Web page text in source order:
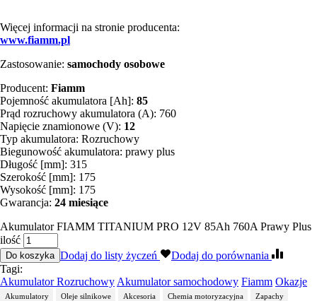
Więcej informacji na stronie producenta:
www.fiamm.pl
Zastosowanie: samochody osobowe
Producent: Fiamm
Pojemność akumulatora [Ah]: 85
Prąd rozruchowy akumulatora (A): 760
Napięcie znamionowe (V): 12
Typ akumulatora: Rozruchowy
Biegunowość akumulatora: prawy plus
Długość [mm]: 315
Szerokość [mm]: 175
Wysokość [mm]: 175
Gwarancja: 24 miesiące
Akumulator FIAMM TITANIUM PRO 12V 85Ah 760A Prawy Plus
ilość
Do koszyka Dodaj do listy życzeń
Dodaj do porównania
Tagi:
Akumulator Rozruchowy Akumulator samochodowy Fiamm Okazje
Akumulatory Oleje silnikowe Akcesoria Chemia motoryzacyjna Zapachy